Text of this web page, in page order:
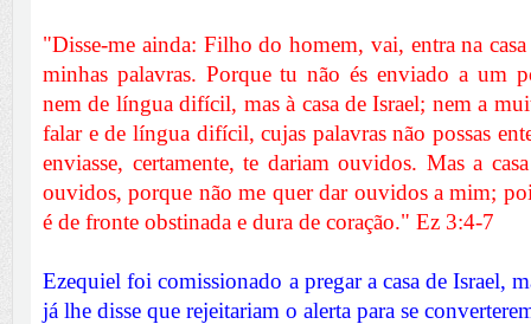
"Disse-me ainda: Filho do homem, vai, entra na
minhas palavras. Porque tu não és enviado a um
nem de língua difícil, mas à casa de Israel; nem a
falar e de língua difícil, cujas palavras não possas
enviasse, certamente, te dariam ouvidos. Mas a
ouvidos, porque não me quer dar ouvidos a mim;
é de fronte obstinada e dura de coração." Ez 3:4-7
Ezequiel foi comissionado a pregar a casa de Israel,
já lhe disse que rejeitariam o alerta para se